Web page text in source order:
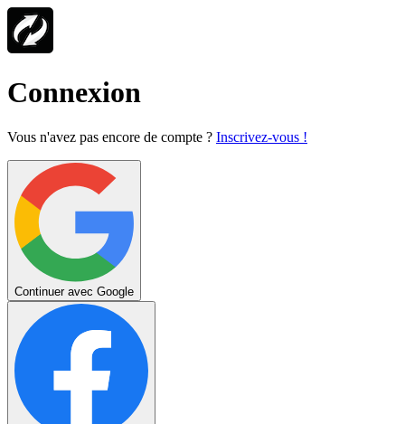
Connexion
Vous n'avez pas encore de compte ? Inscrivez-vous !
Continuer avec Google